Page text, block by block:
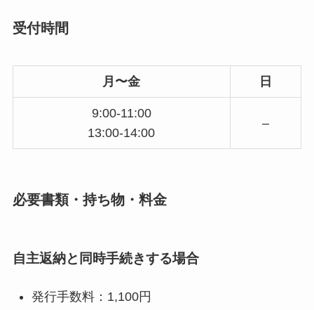
受付時間
月〜金 日
9:00-11:00
13:00-14:00
–
必要書類・持ち物・料金
自主返納と同時手続きする場合
発行手数料：1,100円